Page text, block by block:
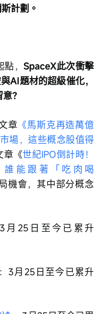
計劃。
， SpaceX此次衝擊
AI題材的超級催化，
？
章 《馬斯克再造萬億
場，這些概念股值得
章《世紀IPO倒計時！
誰能跟著「吃肉喝
機會，其中部分概念
月25日至今已累升
3月25日至今已累升